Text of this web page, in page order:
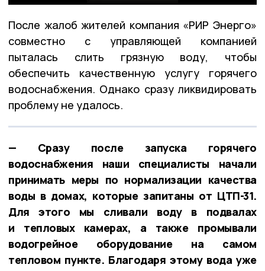
После жалоб жителей компания «РИР Энерго»
совместно с управляющей компанией
пыталась слить грязную воду, чтобы
обеспечить качественную услугу горячего
водоснабжения. Однако сразу ликвидировать
проблему не удалось.
— Сразу после запуска горячего
водоснабжения наши специалисты начали
принимать меры по нормализации качества
воды в домах, которые запитаны от ЦТП-31.
Для этого мы сливали воду в подвалах
и тепловых камерах, а также промывали
водогрейное оборудование на самом
тепловом пункте. Благодаря этому вода уже